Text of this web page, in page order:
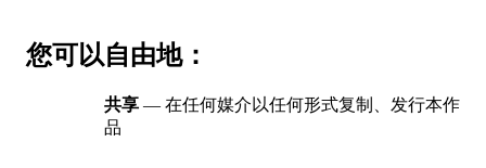
您可以自由地：
共享 — 在任何媒介以任何形式复制、发行本作
品